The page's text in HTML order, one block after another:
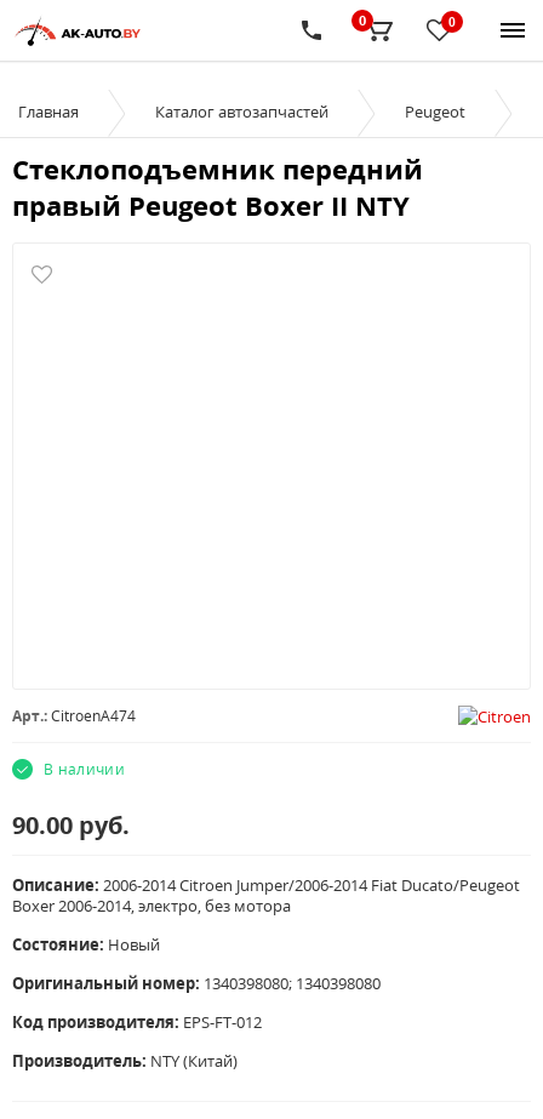
0
0
Главная Каталог автозапчастей Peugeot
Стеклоподъемник передний
правый Peugeot Boxer II NTY
Арт.:CitroenA474
В наличии
90.00 руб.
Описание: 2006-2014 Citroen Jumper/2006-2014 Fiat Ducato/Peugeot
Boxer 2006-2014, электро, без мотора
Состояние: Новый
Оригинальный номер: 1340398080; 1340398080
Код производителя: EPS-FT-012
Производитель: NTY (Китай)